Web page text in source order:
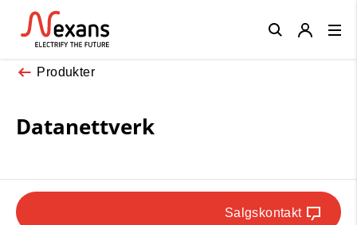
Produkter
Datanettverk
Salgskontakt
Close